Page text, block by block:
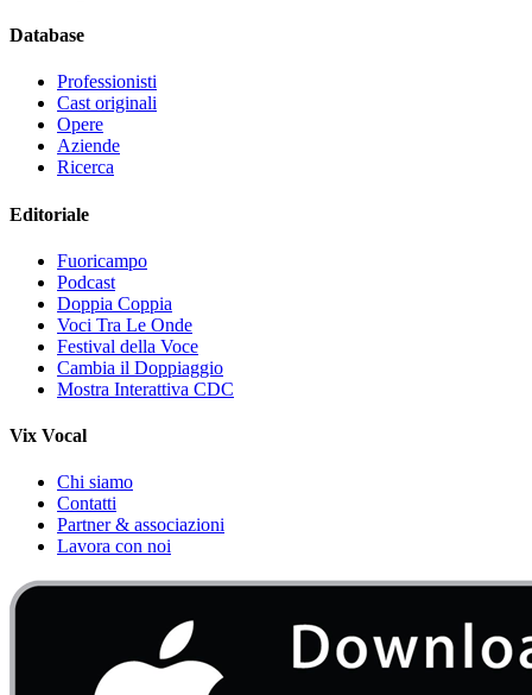
Database
Professionisti
Cast originali
Opere
Aziende
Ricerca
Editoriale
Fuoricampo
Podcast
Doppia Coppia
Voci Tra Le Onde
Festival della Voce
Cambia il Doppiaggio
Mostra Interattiva CDC
Vix Vocal
Chi siamo
Contatti
Partner & associazioni
Lavora con noi